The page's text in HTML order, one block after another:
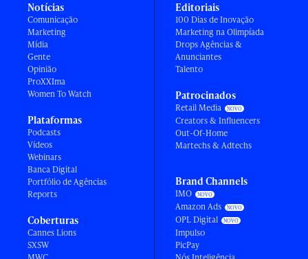
Notícias
Comunicação
Marketing
Mídia
Gente
Opinião
ProXXIma
Women To Watch
Plataformas
Podcasts
Vídeos
Webinars
Banca Digital
Portfólio de Agências
Reports
Coberturas
Cannes Lions
SXSW
Editoriais
100 Dias de Inovação
Marketing na Olimpíada
Drops Agências &
Anunciantes
Talento
Patrocinados
Retail Media
Creators & Influencers
Out-Of-Home
Martechs & Adtechs
Brand Channels
IMO
Amazon Ads
OPL Digital
Impulso
PicPay